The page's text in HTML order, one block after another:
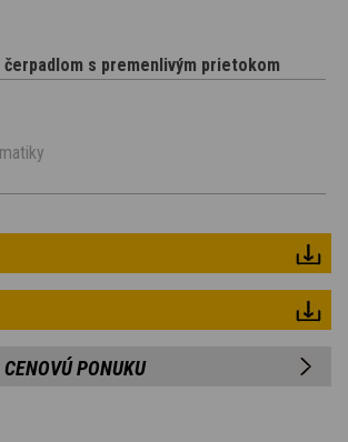
s premenlivým prietokom
PONUKU